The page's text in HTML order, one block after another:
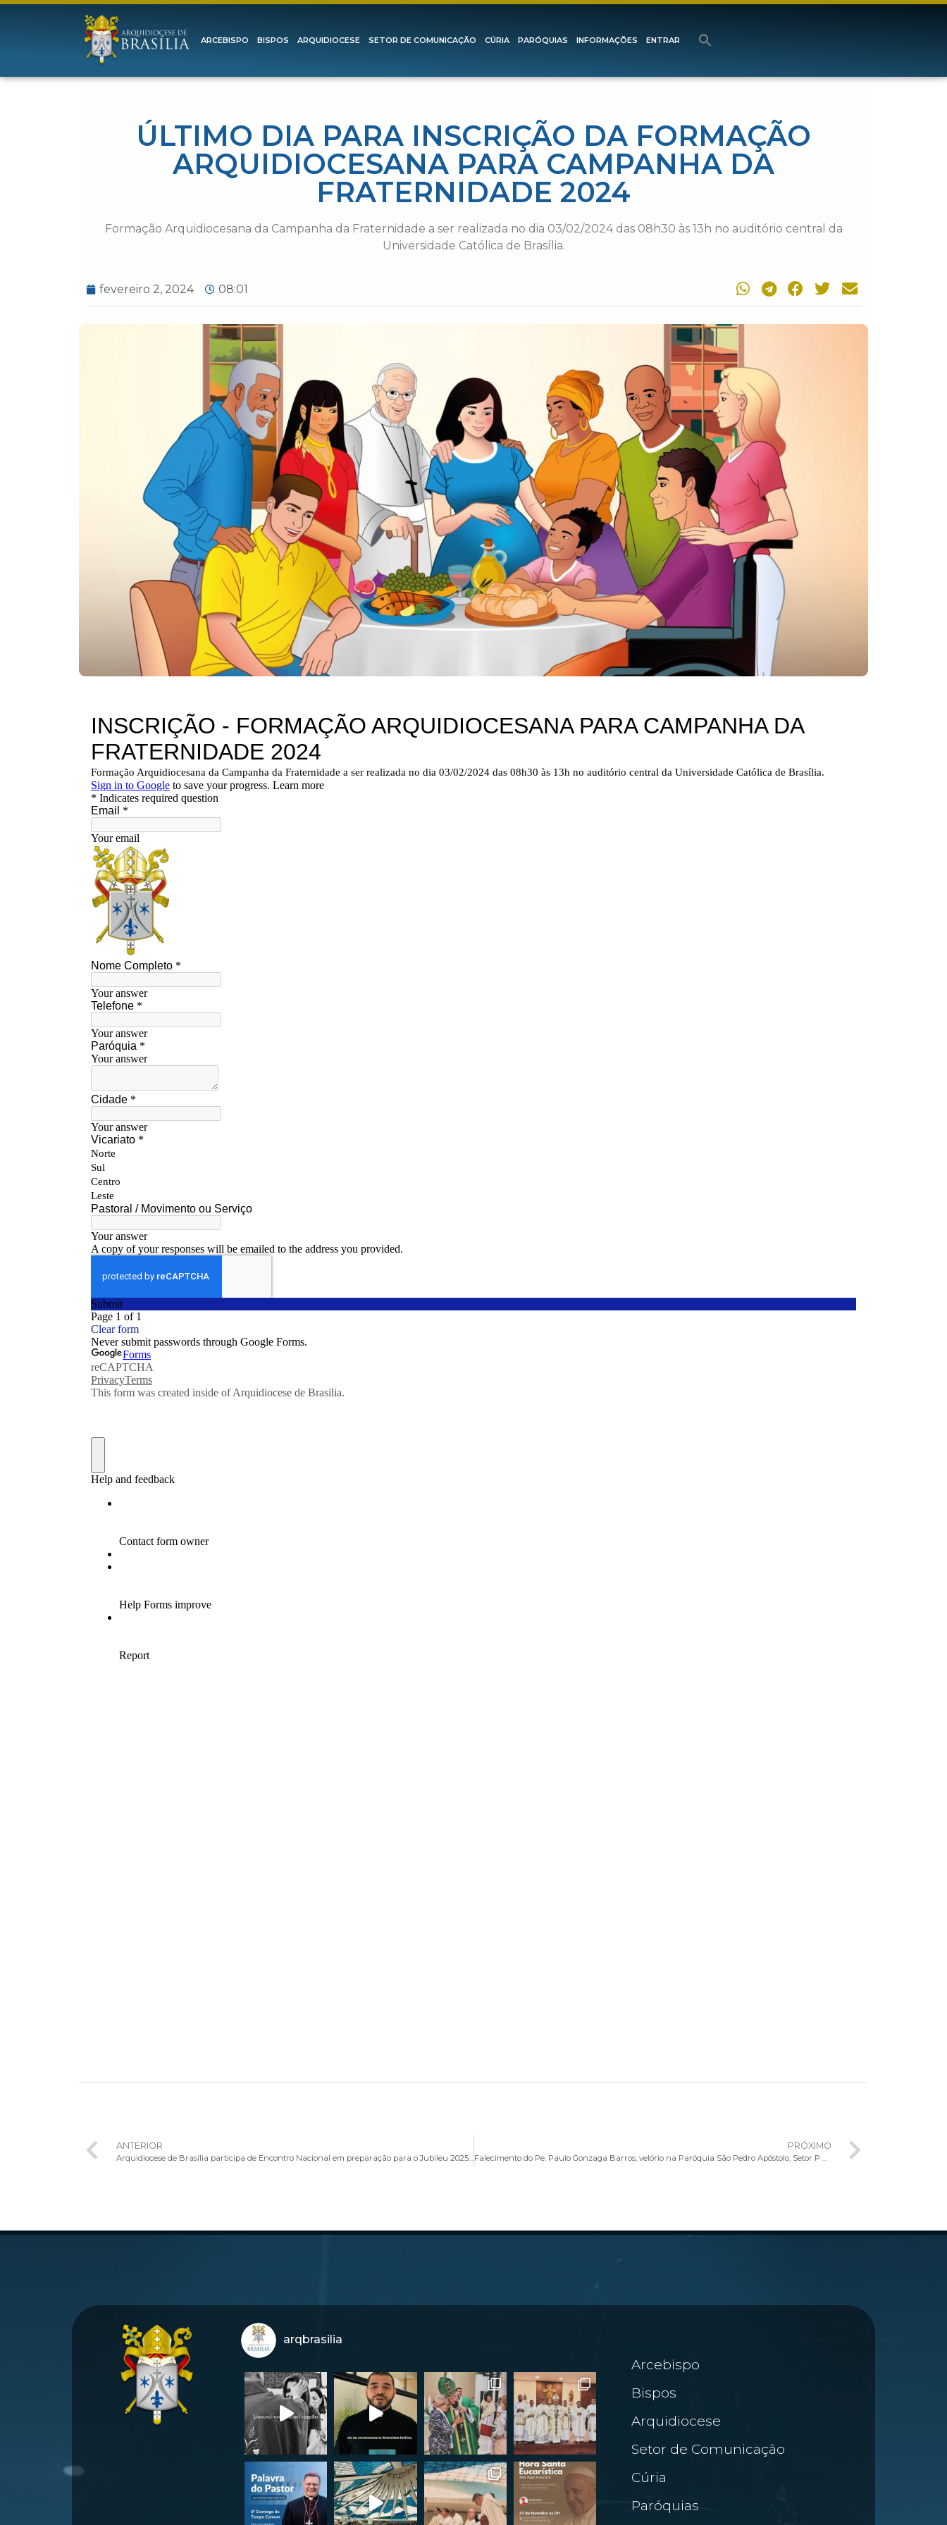
ARCEBISPO BISPOS ARQUIDIOCESE SETOR DE COMUNICAÇÃO CÚRIA PARÓQUIAS INFORMAÇÕES ENTRAR
ÚLTIMO DIA PARA INSCRIÇÃO DA FORMAÇÃO
ARQUIDIOCESANA PARA CAMPANHA DA
FRATERNIDADE 2024
Formação Arquidiocesana da Campanha da Fraternidade a ser realizada no dia 03/02/2024 das 08h30 às 13h no auditório central da
Universidade Católica de Brasília.
fevereiro 2, 2024 08:01
ANTERIOR
Arquidiocese de Brasília participa de Encontro Nacional em preparação para o Jubileu 2025, em Roma
PRÓXIMO
Falecimento do Pe. Paulo Gonzaga Barros, velório na Paróquia São Pedro Apóstolo, Setor P Sul
arqbrasilia
Arcebispo
Bispos
Arquidiocese
Setor de Comunicação
Cúria
Paróquias